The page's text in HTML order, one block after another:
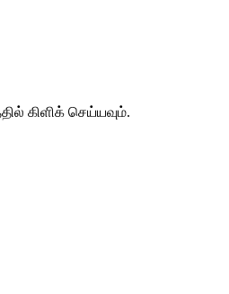
கிளிக் செய்யவும்.